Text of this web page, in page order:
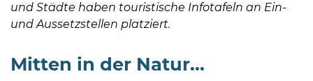
und Städte haben touristische Infotafeln an Ein-
und Aussetzstellen platziert.
Mitten in der Natur...